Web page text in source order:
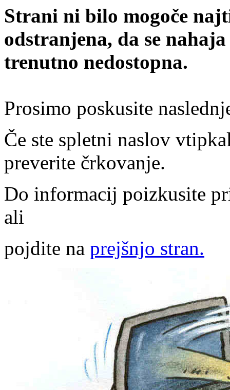
Strani ni bilo mogoče
odstranjena, da se
trenutno nedostopna.
Prosimo poskusite
Če ste spletni naslov
preverite črkovanje.
Do informacij poizkusite
ali
pojdite na prejšnjo stran.